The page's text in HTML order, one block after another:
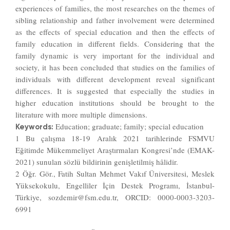
experiences of families, the most researches on the themes of
sibling relationship and father involvement were determined
as the effects of special education and then the effects of
family education in different fields. Considering that the
family dynamic is very important for the individual and
society, it has been concluded that studies on the families of
individuals with different development reveal significant
differences. It is suggested that especially the studies in
higher education institutions should be brought to the
literature with more multiple dimensions.
Keywords: Education; graduate; family; special education
1 Bu çalışma 18-19 Aralık 2021 tarihlerinde FSMVU
Eğitimde Mükemmeliyet Araştırmaları Kongresi’nde (EMAK-
2021) sunulan sözlü bildirinin genişletilmiş hâlidir.
2 Öğr. Gör., Fatih Sultan Mehmet Vakıf Üniversitesi, Meslek
Yüksekokulu, Engelliler İçin Destek Programı, İstanbul-
Türkiye, sozdemir@fsm.edu.tr, ORCID: 0000-0003-3203-
6991